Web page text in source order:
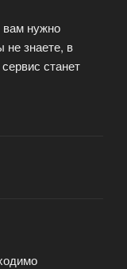
нужно
не знаете, в
станет